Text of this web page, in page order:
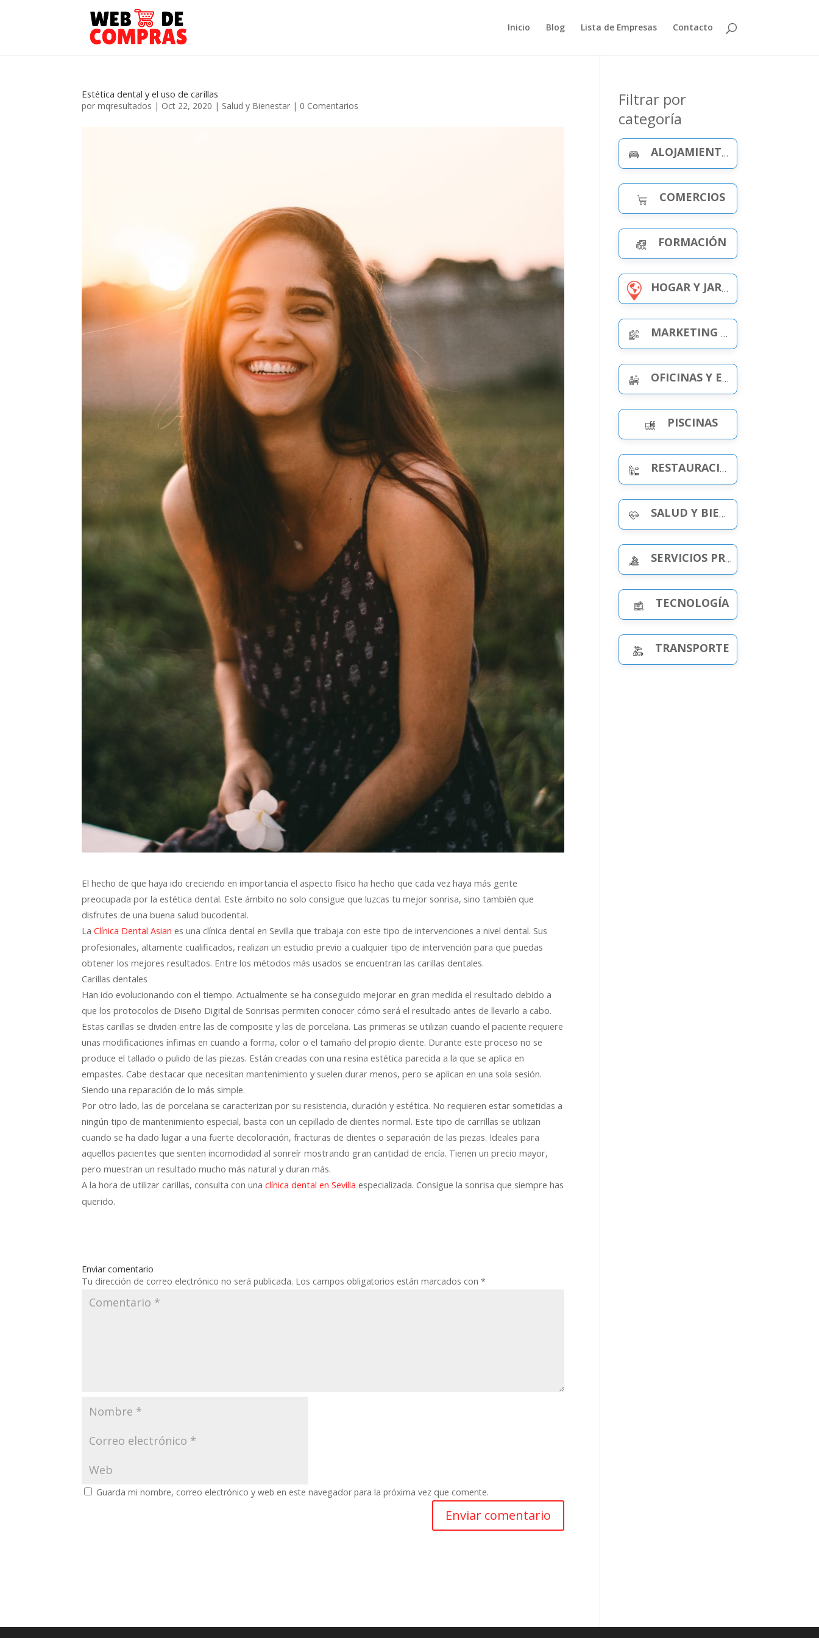
Inicio Blog Lista de Empresas Contacto
Estética dental y el uso de carillas
pormqresultados | Oct 22, 2020 | Salud y Bienestar | 0 Comentarios
El hecho de que haya ido creciendo en importancia el aspecto físico ha hecho que cada vez haya más gente
preocupada por la estética dental. Este ámbito no solo consigue que luzcas tu mejor sonrisa, sino también que
disfrutes de una buena salud bucodental.
LaClínica Dental Asian es una clínica dental en Sevilla que trabaja con este tipo de intervenciones a nivel dental. Sus
profesionales, altamente cualificados, realizan un estudio previo a cualquier tipo de intervención para que puedas
obtener los mejores resultados. Entre los métodos más usados se encuentran las carillas dentales.
Carillas dentales
Han ido evolucionando con el tiempo. Actualmente se ha conseguido mejorar en gran medida el resultado debido a
que los protocolos de Diseño Digital de Sonrisas permiten conocer cómo será el resultado antes de llevarlo a cabo.
Estas carillas se dividen entre las de composite y las de porcelana. Las primeras se utilizan cuando el paciente requiere
unas modificaciones ínfimas en cuando a forma, color o el tamaño del propio diente. Durante este proceso no se
produce el tallado o pulido de las piezas. Están creadas con una resina estética parecida a la que se aplica en
empastes. Cabe destacar que necesitan mantenimiento y suelen durar menos, pero se aplican en una sola sesión.
Siendo una reparación de lo más simple.
Por otro lado, las de porcelana se caracterizan por su resistencia, duración y estética. No requieren estar sometidas a
ningún tipo de mantenimiento especial, basta con un cepillado de dientes normal. Este tipo de carrillas se utilizan
cuando se ha dado lugar a una fuerte decoloración, fracturas de dientes o separación de las piezas. Ideales para
aquellos pacientes que sienten incomodidad al sonreír mostrando gran cantidad de encía. Tienen un precio mayor,
pero muestran un resultado mucho más natural y duran más.
A la hora de utilizar carillas, consulta con unaclínica dental en Sevilla especializada. Consigue la sonrisa que siempre has
querido.
Enviar comentario
Tu dirección de correo electrónico no será publicada. Los campos obligatorios están marcados con*
Guarda mi nombre, correo electrónico y web en este navegador para la próxima vez que comente.
Filtrar por
categoría
ALOJAMIENTO Y CELEBRACIONES
COMERCIOS
FORMACIÓN
HOGAR Y JARDÍN
MARKETING Y PUBLICIDAD
OFICINAS Y ESPACIOS DE TRABAJO
PISCINAS
RESTAURACIÓN Y OCIO
SALUD Y BIENESTAR
SERVICIOS PROFESIONALES
TECNOLOGÍA
TRANSPORTE